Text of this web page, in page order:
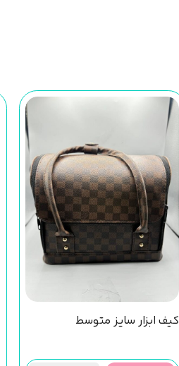
کیف ابزار سایز متوسط